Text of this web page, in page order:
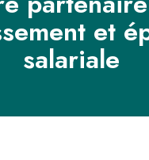
et
salariale